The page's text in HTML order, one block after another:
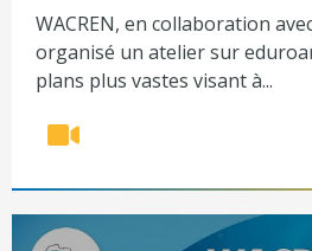
WACREN, en collaboration
organisé un atelier sur
plans plus vastes visant à...